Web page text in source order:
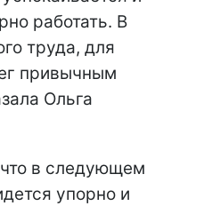
работать. В
труда, для
привычным
Ольга
в следующем
упорно и